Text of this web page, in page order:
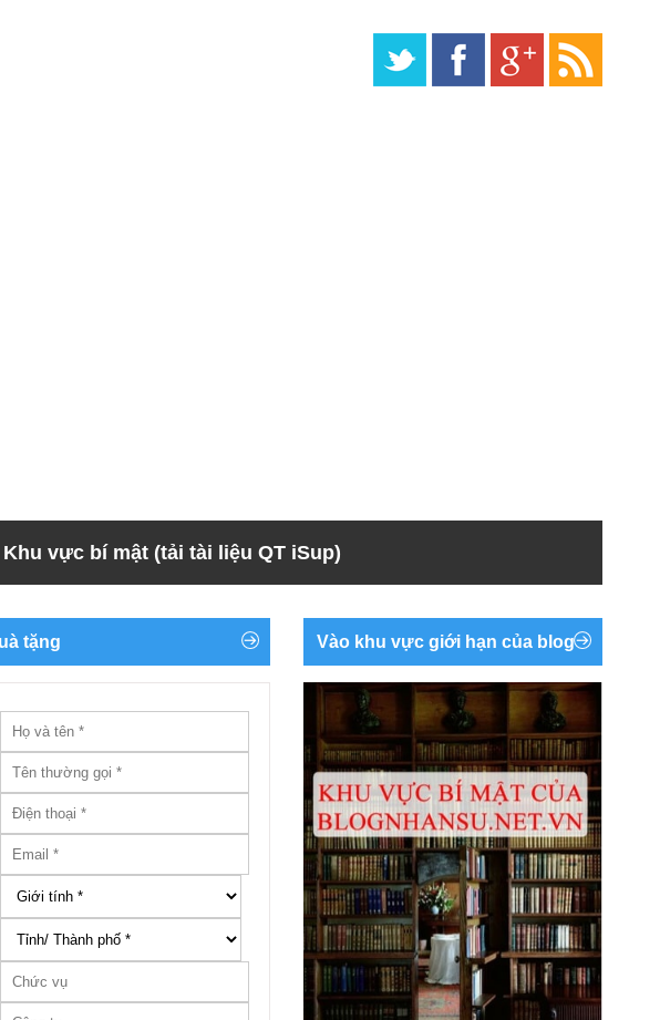
Khu vực bí mật (tải tài liệu QT iSup)
tặng Vào khu vực giới hạn của blog